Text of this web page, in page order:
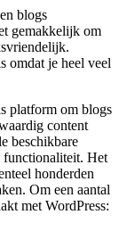
blogs
gemakkelijk om
omdat je heel veel
platform om blogs
content
beschikbare
functionaliteit. Het
honderden
Om een aantal
met WordPress: